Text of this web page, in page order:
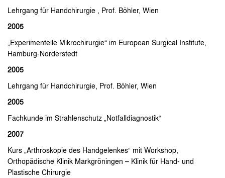
Lehrgang für Handchirurgie , Prof. Böhler, Wien
2005
„Experimentelle Mikrochirurgie“ im European Surgical Institute,
Hamburg-Norderstedt
2005
Lehrgang für Handchirurgie, Prof. Böhler, Wien
2005
Fachkunde im Strahlenschutz „Notfalldiagnostik“
2007
Kurs „Arthroskopie des Handgelenkes“ mit Workshop,
Orthopädische Klinik Markgröningen – Klinik für Hand- und
Plastische Chirurgie